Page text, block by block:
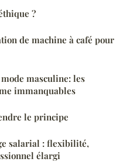
?
de machine à café pour
masculine: les
immanquables
le principe
salarial : flexibilité,
élargi